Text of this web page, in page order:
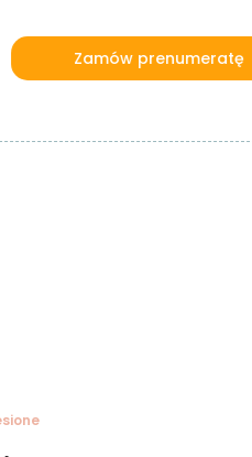
Zamów prenumeratę